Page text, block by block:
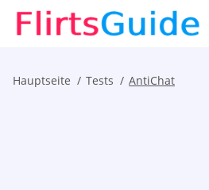
Hauptseite Tests AntiChat